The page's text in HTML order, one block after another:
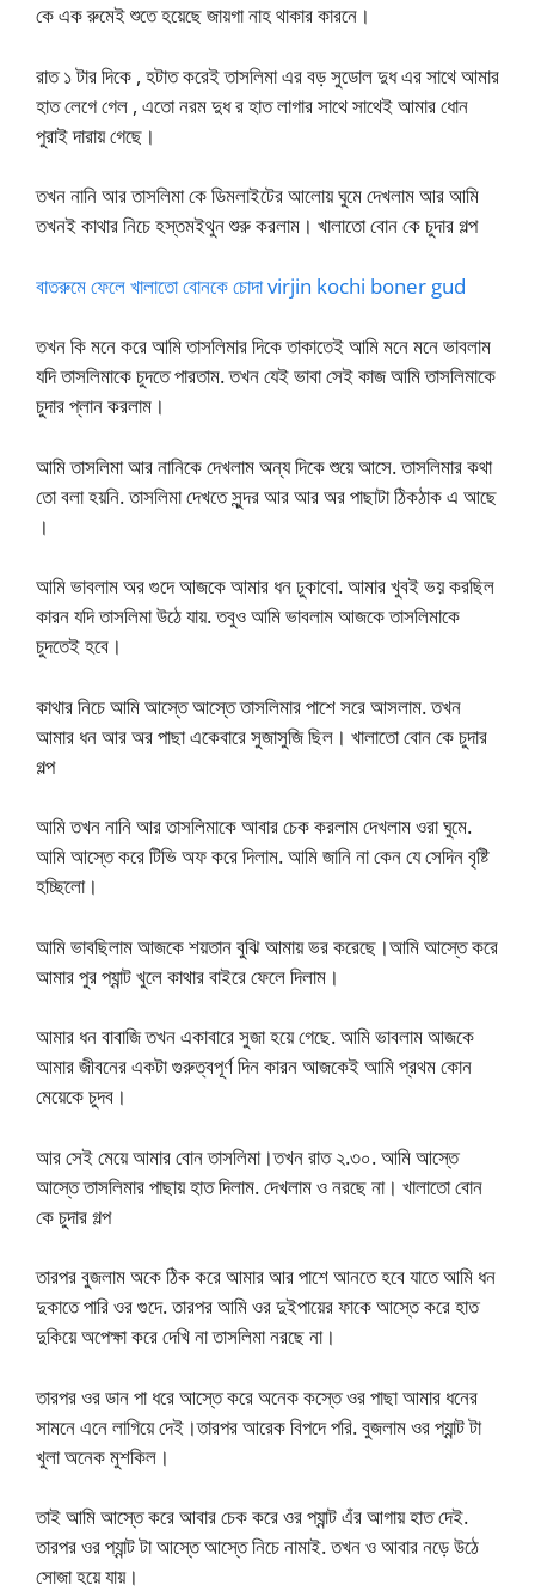
কে এক রুমেই শুতে হয়েছে জায়গা নাহ থাকার কারনে।
রাত ১ টার দিকে , হটাত করেই তাসলিমা এর বড় সুডোল দুধ এর সাথে আমার
হাত লেগে গেল , এতো নরম দুধ র হাত লাগার সাথে সাথেই আমার ধোন
পুরাই দারায় গেছে।
তখন নানি আর তাসলিমা কে ডিমলাইটের আলোয় ঘুমে দেখলাম আর আমি
তখনই কাথার নিচে হস্তমইথুন শুরু করলাম। খালাতো বোন কে চুদার গল্প
বাতরুমে ফেলে খালাতো বোনকে চোদা virjin kochi boner gud
তখন কি মনে করে আমি তাসলিমার দিকে তাকাতেই আমি মনে মনে ভাবলাম
যদি তাসলিমাকে চুদতে পারতাম. তখন যেই ভাবা সেই কাজ আমি তাসলিমাকে
চুদার প্লান করলাম।
আমি তাসলিমা আর নানিকে দেখলাম অন্য দিকে শুয়ে আসে. তাসলিমার কথা
তো বলা হয়নি. তাসলিমা দেখতে সুন্দর আর আর অর পাছাটা ঠিকঠাক এ আছে
।
আমি ভাবলাম অর গুদে আজকে আমার ধন ঢুকাবো. আমার খুবই ভয় করছিল
কারন যদি তাসলিমা উঠে যায়. তবুও আমি ভাবলাম আজকে তাসলিমাকে
চুদতেই হবে।
কাথার নিচে আমি আস্তে আস্তে তাসলিমার পাশে সরে আসলাম. তখন
আমার ধন আর অর পাছা একেবারে সুজাসুজি ছিল। খালাতো বোন কে চুদার
গল্প
আমি তখন নানি আর তাসলিমাকে আবার চেক করলাম দেখলাম ওরা ঘুমে.
আমি আস্তে করে টিভি অফ করে দিলাম. আমি জানি না কেন যে সেদিন বৃষ্টি
হচ্ছিলো।
আমি ভাবছিলাম আজকে শয়তান বুঝি আমায় ভর করেছে।আমি আস্তে করে
আমার পুর প্যান্ট খুলে কাথার বাইরে ফেলে দিলাম।
আমার ধন বাবাজি তখন একাবারে সুজা হয়ে গেছে. আমি ভাবলাম আজকে
আমার জীবনের একটা গুরুত্বপূর্ণ দিন কারন আজকেই আমি প্রথম কোন
মেয়েকে চুদব।
আর সেই মেয়ে আমার বোন তাসলিমা।তখন রাত ২.৩০. আমি আস্তে
আস্তে তাসলিমার পাছায় হাত দিলাম. দেখলাম ও নরছে না। খালাতো বোন
কে চুদার গল্প
তারপর বুজলাম অকে ঠিক করে আমার আর পাশে আনতে হবে যাতে আমি ধন
দুকাতে পারি ওর গুদে. তারপর আমি ওর দুইপায়ের ফাকে আস্তে করে হাত
দুকিয়ে অপেক্ষা করে দেখি না তাসলিমা নরছে না।
তারপর ওর ডান পা ধরে আস্তে করে অনেক কস্তে ওর পাছা আমার ধনের
সামনে এনে লাগিয়ে দেই।তারপর আরেক বিপদে পরি. বুজলাম ওর প্যান্ট টা
খুলা অনেক মুশকিল।
তাই আমি আস্তে করে আবার চেক করে ওর প্যান্ট এঁর আগায় হাত দেই.
তারপর ওর প্যান্ট টা আস্তে আস্তে নিচে নামাই. তখন ও আবার নড়ে উঠে
সোজা হয়ে যায়।